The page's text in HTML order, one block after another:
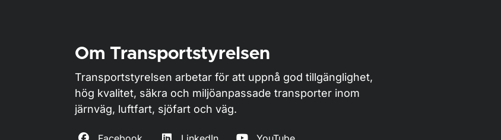
Om Transportstyrelsen
Transportstyrelsen arbetar för att uppnå god tillgänglighet,
hög kvalitet, säkra och miljöanpassade transporter inom
järnväg, luftfart, sjöfart och väg.